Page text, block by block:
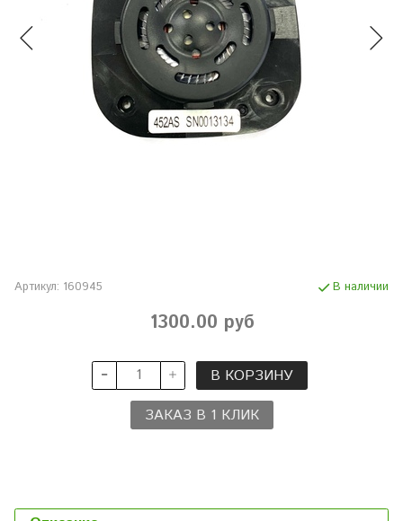
Артикул: 160945 В наличии
1300.00 руб
В КОРЗИНУ
ЗАКАЗ В 1 КЛИК